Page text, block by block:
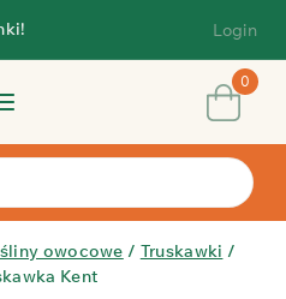
Login
0
owocowe / Truskawki /
Kent